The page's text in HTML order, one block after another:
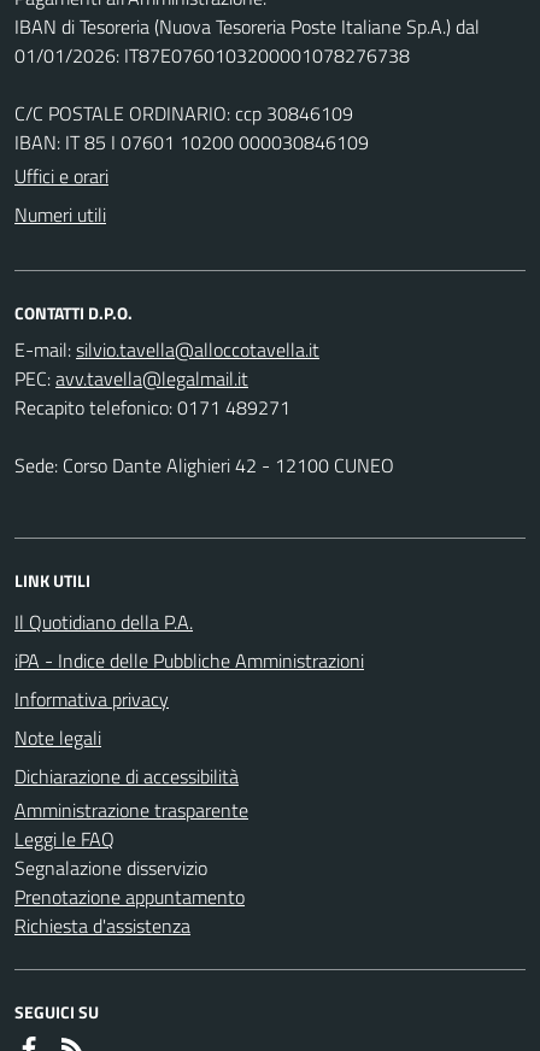
IBAN di Tesoreria (Nuova Tesoreria Poste Italiane Sp.A.) dal
01/01/2026: IT87E0760103200001078276738
C/C POSTALE ORDINARIO: ccp 30846109
IBAN: IT 85 I 07601 10200 000030846109
Uffici e orari
Numeri utili
CONTATTI D.P.O.
E-mail:
PEC:
Recapito telefonico: 0171 489271
Sede: Corso Dante Alighieri 42 - 12100 CUNEO
LINK UTILI
Il Quotidiano della P.A.
iPA - Indice delle Pubbliche Amministrazioni
Informativa privacy
Note legali
Dichiarazione di accessibilità
Amministrazione trasparente
Leggi le FAQ
Segnalazione disservizio
Prenotazione appuntamento
Richiesta d'assistenza
SEGUICI SU